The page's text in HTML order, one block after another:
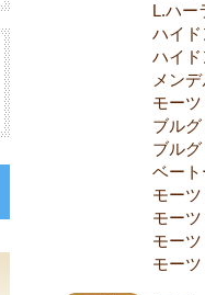
L.ハー
ハイ
ハイ
メン
モー
ブル
ブル
ベー
モー
モー
モー
モー
ウィーン・フィルから
Follow@MusicAidFund